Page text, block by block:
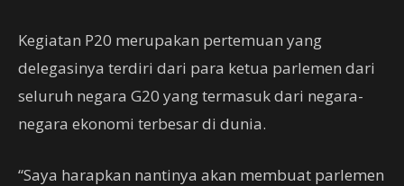
Kegiatan P20 merupakan pertemuan yang
delegasinya terdiri dari para ketua parlemen dari
seluruh negara G20 yang termasuk dari negara-
negara ekonomi terbesar di dunia.
“Saya harapkan nantinya akan membuat parlemen